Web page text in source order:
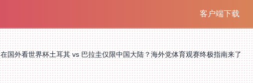
客户端下载
在国外看世界杯土耳其 vs 巴拉圭仅限中国大陆？海外党体育观赛终极指南来了